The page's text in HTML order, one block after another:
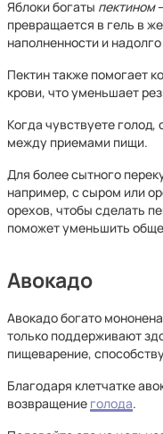
Яблоки богаты пектином
превращается в гель в
наполненности и
Пектин также помогает
крови, что уменьшает
Когда чувствуете
между приемами пищи.
Для более сытного
например, с сыром или
орехов, чтобы сделать
поможет уменьшить
Авокадо
Авокадо богато
только поддерживают
пищеварение,
Благодаря клетчатке
возвращение голода.